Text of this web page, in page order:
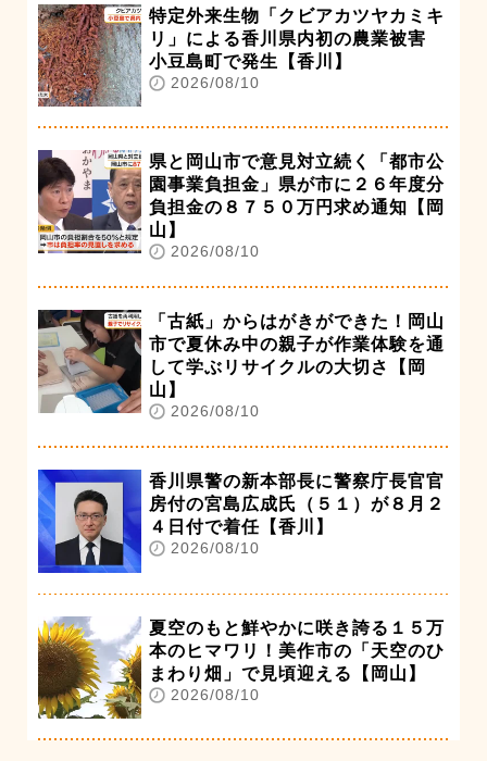
特定外来生物「クビアカツヤカミキ
リ」による香川県内初の農業被害
小豆島町で発生【香川】
2026/08/10
県と岡山市で意見対立続く「都市公
園事業負担金」県が市に２６年度分
負担金の８７５０万円求め通知【岡
山】
2026/08/10
「古紙」からはがきができた！岡山
市で夏休み中の親子が作業体験を通
して学ぶリサイクルの大切さ【岡
山】
2026/08/10
香川県警の新本部長に警察庁長官官
房付の宮島広成氏（５１）が８月２
４日付で着任【香川】
2026/08/10
夏空のもと鮮やかに咲き誇る１５万
本のヒマワリ！美作市の「天空のひ
まわり畑」で見頃迎える【岡山】
2026/08/10